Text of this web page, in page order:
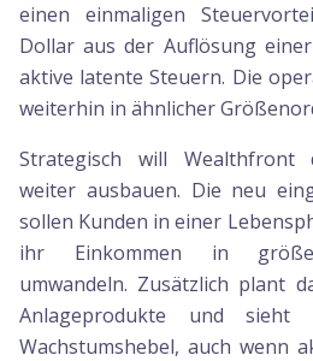
einen einmaligen
Dollar aus der Auflösung
aktive latente Steuern. Die
weiterhin in ähnlicher
Strategisch will Wealthfront
weiter ausbauen. Die neu
sollen Kunden in einer
ihr Einkommen in
umwandeln. Zusätzlich plant
Anlageprodukte und sieht
Wachstumshebel, auch wenn